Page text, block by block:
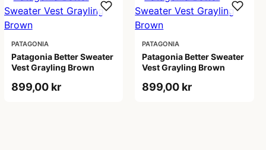
PATAGONIA
Patagonia Better Sweater
Vest Grayling Brown
899,00 kr
PATAGONIA
Patagonia Better Sweater
Vest Grayling Brown
899,00 kr